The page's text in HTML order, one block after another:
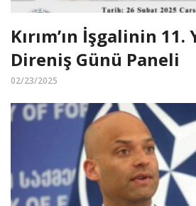
Kırım’ın İşgalinin 11.
Direniş Günü Paneli
02/23/2025